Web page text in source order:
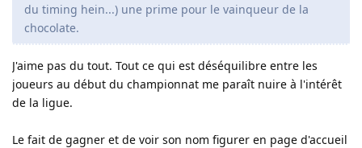
du timing hein...) une prime pour le vainqueur de la
chocolate.
J'aime pas du tout. Tout ce qui est déséquilibre entre les
joueurs au début du championnat me paraît nuire à l'intérêt
de la ligue.
Le fait de gagner et de voir son nom figurer en page d'accueil